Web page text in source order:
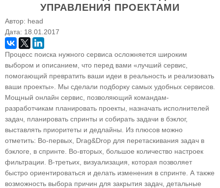
УПРАВЛЕНИЯ ПРОЕКТАМИ
Автор: head
Дата: 18.01.2017
Процесс поиска нужного сервиса осложняется широким
выбором и описанием, что перед вами «лучший сервис,
помогающий превратить ваши идеи в реальность и реализовать
ваши проекты». Мы сделали подборку самых удобных сервисов.
Мощный онлайн сервис, позволяющий командам-
разработчикам планировать проекты, назначать исполнителей
задач, планировать спринты и собирать задачи в бэклог,
выставлять приоритеты и дедлайны. Из плюсов можно
отметить: Во-первых, Drag&Drop для перетаскивания задач в
бэклоге, в спринте. Во-вторых, большое количество настроек
фильтрации. В-третьих, визуализация, которая позволяет
быстро ориентироваться и делать изменения в спринте. А также
возможность выбора причин для закрытия задач, детальные